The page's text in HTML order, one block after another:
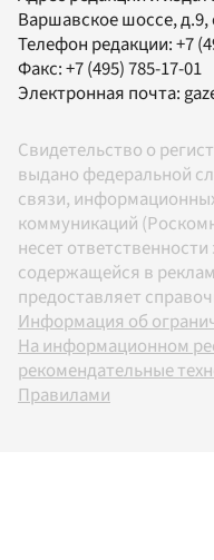
Варшавское шоссе, д.9,
Телефон редакции:+7
Факс:+7 (495) 785-17-01
Электронная почта:
Свидетельство о
выдано федеральной
связи,
коммуникаций
несет
содержащейся в
предоставляет
Информация об
На информационном
рекомендательные
Правилами